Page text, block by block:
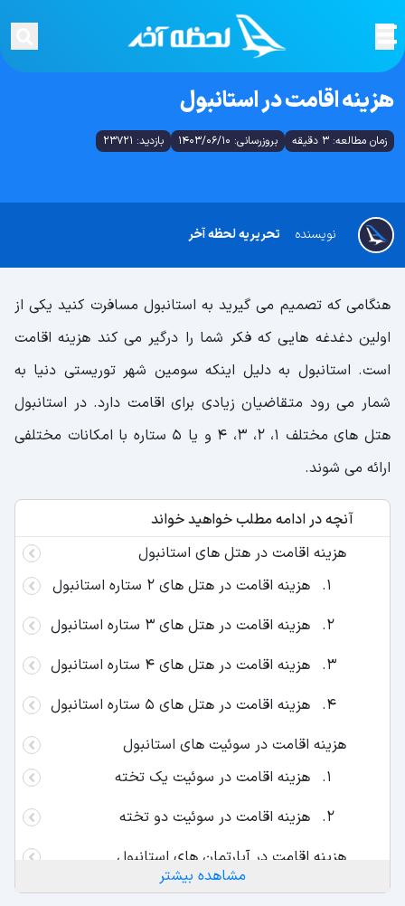
هزینه اقامت در استانبول
زمان مطالعه: 3 دقیقه بروزرسانی: 1403/06/10 بازدید: 23721
تحریریه لحظه آخر نویسنده
هنگامی که تصمیم می گیرید به استانبول مسافرت کنید یکی از
اولین دغدغه هایی که فکر شما را درگیر می کند هزینه اقامت
است. استانبول به دلیل اینکه سومین شهر توریستی دنیا به
شمار می رود متقاضیان زیادی برای اقامت دارد. در استانبول
هتل های مختلف 1، 2، 3، 4 و یا 5 ستاره با امکانات مختلفی
ارائه می شوند.
آنچه در ادامه مطلب خواهید خواند
هزینه اقامت در هتل های استانبول
هزینه اقامت در هتل های 2 ستاره استانبول
هزینه اقامت در هتل های 3 ستاره استانبول
هزینه اقامت در هتل های 4 ستاره استانبول
هزینه اقامت در هتل های 5 ستاره استانبول
هزینه اقامت در سوئیت های استانبول
هزینه اقامت در سوئیت یک تخته
هزینه اقامت در سوئیت دو تخته
هزینه اقامت در آپارتمان های استانبول
مشاهده بیشتر